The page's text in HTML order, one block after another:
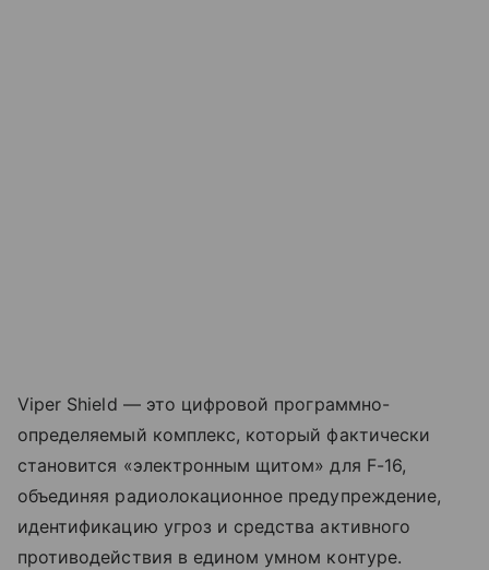
Viper Shield — это цифровой программно-
определяемый комплекс, который фактически
становится «электронным щитом» для F-16,
объединяя радиолокационное предупреждение,
идентификацию угроз и средства активного
противодействия в едином умном контуре.